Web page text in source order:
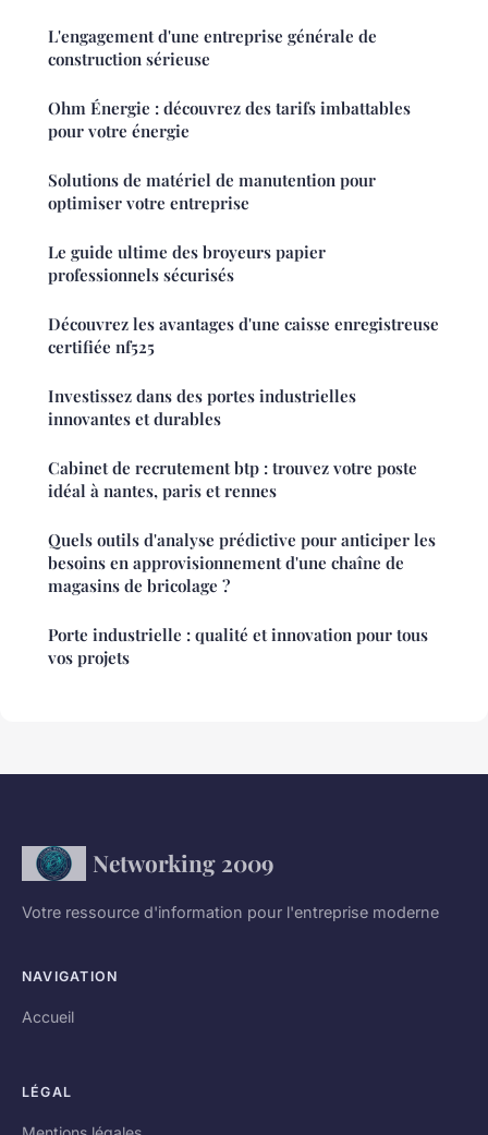
L'engagement d'une entreprise générale de
construction sérieuse
Ohm Énergie : découvrez des tarifs imbattables
pour votre énergie
Solutions de matériel de manutention pour
optimiser votre entreprise
Le guide ultime des broyeurs papier
professionnels sécurisés
Découvrez les avantages d'une caisse enregistreuse
certifiée nf525
Investissez dans des portes industrielles
innovantes et durables
Cabinet de recrutement btp : trouvez votre poste
idéal à nantes, paris et rennes
Quels outils d'analyse prédictive pour anticiper les
besoins en approvisionnement d'une chaîne de
magasins de bricolage ?
Porte industrielle : qualité et innovation pour tous
vos projets
Networking 2009
Votre ressource d'information pour l'entreprise moderne
NAVIGATION
Accueil
LÉGAL